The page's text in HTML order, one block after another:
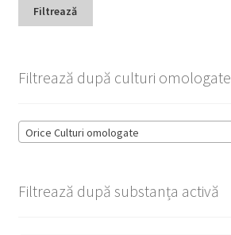
Filtrează
Filtrează după culturi omologate
Orice Culturi omologate
Filtrează după substanța activă